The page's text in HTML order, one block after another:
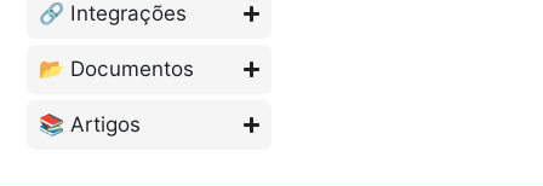
🔗 Integrações
📂 Documentos
📚 Artigos